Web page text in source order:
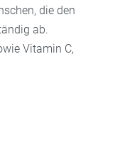
die den
ab.
Vitamin C,